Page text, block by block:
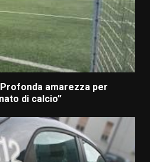
amarezza per
di calcio”